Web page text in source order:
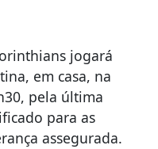
jogará
em casa, na
pela última
para as
assegurada.